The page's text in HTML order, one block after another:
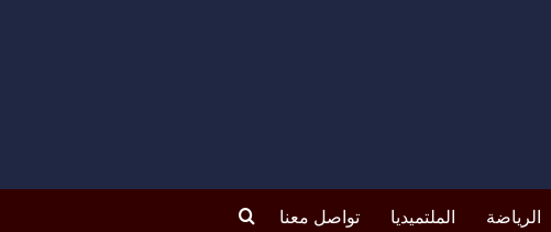
الرياضة الملتميديا تواصل معنا بحث